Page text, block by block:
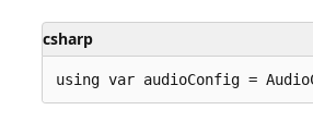
csharp